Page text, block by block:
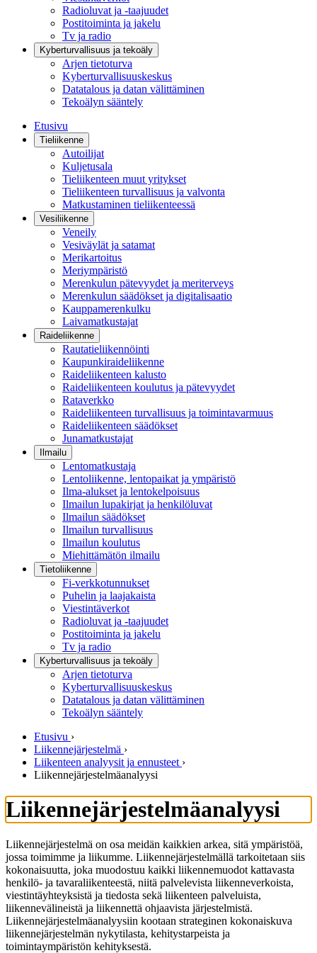
Radioluvat ja -taajuudet
Postitoiminta ja jakelu
Tv ja radio
Kyberturvallisuus ja tekoäly
Arjen tietoturva
Kyberturvallisuuskeskus
Datatalous ja datan välittäminen
Tekoälyn sääntely
Etusivu
Tieliikenne
Autoilijat
Kuljetusala
Tieliikenteen muut yritykset
Tieliikenteen turvallisuus ja valvonta
Matkustaminen tieliikenteessä
Vesiliikenne
Veneily
Vesiväylät ja satamat
Merikartoitus
Meriympäristö
Merenkulun pätevyydet ja meriterveys
Merenkulun säädökset ja digitalisaatio
Kauppamerenkulku
Laivamatkustajat
Raideliikenne
Rautatieliikennöinti
Kaupunkiraideliikenne
Raideliikenteen kalusto
Raideliikenteen koulutus ja pätevyydet
Rataverkko
Raideliikenteen turvallisuus ja toimintavarmuus
Raideliikenteen säädökset
Junamatkustajat
Ilmailu
Lentomatkustaja
Lentoliikenne, lentopaikat ja ympäristö
Ilma-alukset ja lentokelpoisuus
Ilmailun lupakirjat ja henkilöluvat
Ilmailun säädökset
Ilmailun turvallisuus
Ilmailun koulutus
Miehittämätön ilmailu
Tietoliikenne
Fi-verkkotunnukset
Puhelin ja laajakaista
Viestintäverkot
Radioluvat ja -taajuudet
Postitoiminta ja jakelu
Tv ja radio
Kyberturvallisuus ja tekoäly
Arjen tietoturva
Kyberturvallisuuskeskus
Datatalous ja datan välittäminen
Tekoälyn sääntely
Etusivu ›
Liikennejärjestelmä ›
Liikenteen analyysit ja ennusteet ›
Liikennejärjestelmäanalyysi
Liikennejärjestelmäanalyysi
Liikennejärjestelmä on osa meidän kaikkien arkea, sitä ympäristöä,
jossa toimimme ja liikumme. Liikennejärjestelmällä tarkoitetaan siis
kokonaisuutta, joka muodostuu kaikki liikennemuodot kattavasta
henkilö- ja tavaraliikenteestä, niitä palvelevista liikenneverkoista,
viestintäyhteyksistä ja tiedosta sekä liikenteen palveluista,
liikennevälineistä ja liikennettä ohjaavista järjestelmistä.
Liikennejärjestelmäanalyysiin kootaan strateginen kokonaiskuva
liikennejärjestelmän nykytilasta, kehitystarpeista ja
toimintaympäristön kehityksestä.